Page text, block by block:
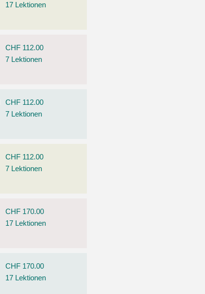
17 Lektionen
CHF 112.00
7 Lektionen
CHF 112.00
7 Lektionen
CHF 112.00
7 Lektionen
CHF 170.00
17 Lektionen
CHF 170.00
17 Lektionen